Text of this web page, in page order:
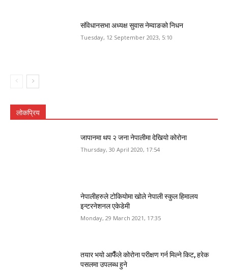
संविधानसभा अध्यक्ष सुवास नेम्वाङको निधन
Tuesday, 12 September 2023, 5:10
लोकप्रिय
जापानमा थप २ जना नेपालीमा देखियो कोरोना
Thursday, 30 April 2020, 17:54
नेपालीहरुले टोकियोमा खोले नेपाली स्कुल हिमालय
इन्टरनेशनल एकेडेमी
Monday, 29 March 2021, 17:35
तयार भयो आफैँले कोरोना परीक्षण गर्न मिल्ने किट, हरेक
पसलमा उपलब्ध हुने